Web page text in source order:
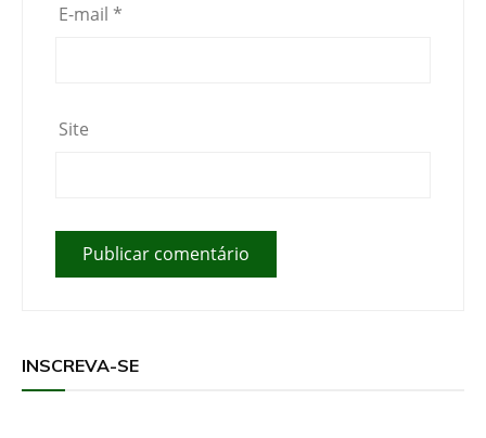
E-mail *
Site
INSCREVA-SE